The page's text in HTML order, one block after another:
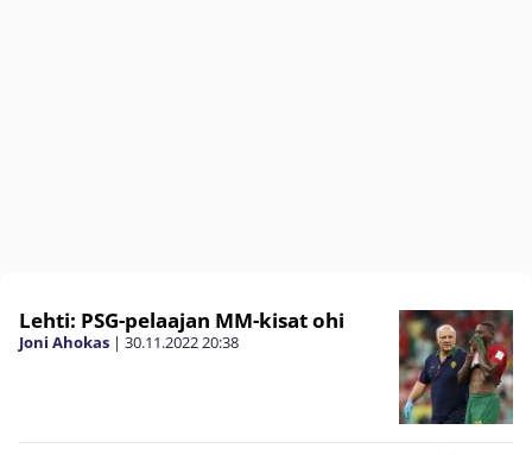
Lehti: PSG-pelaajan MM-kisat ohi
Joni Ahokas | 30.11.202220:38